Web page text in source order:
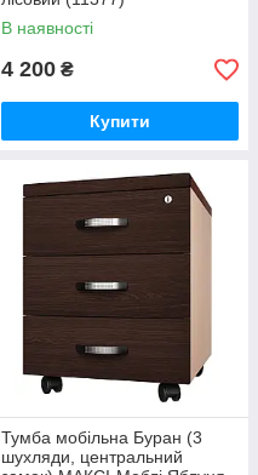
В наявності
4 200 ₴
Купити
Тумба мобільна Буран (3
шухляди, центральний